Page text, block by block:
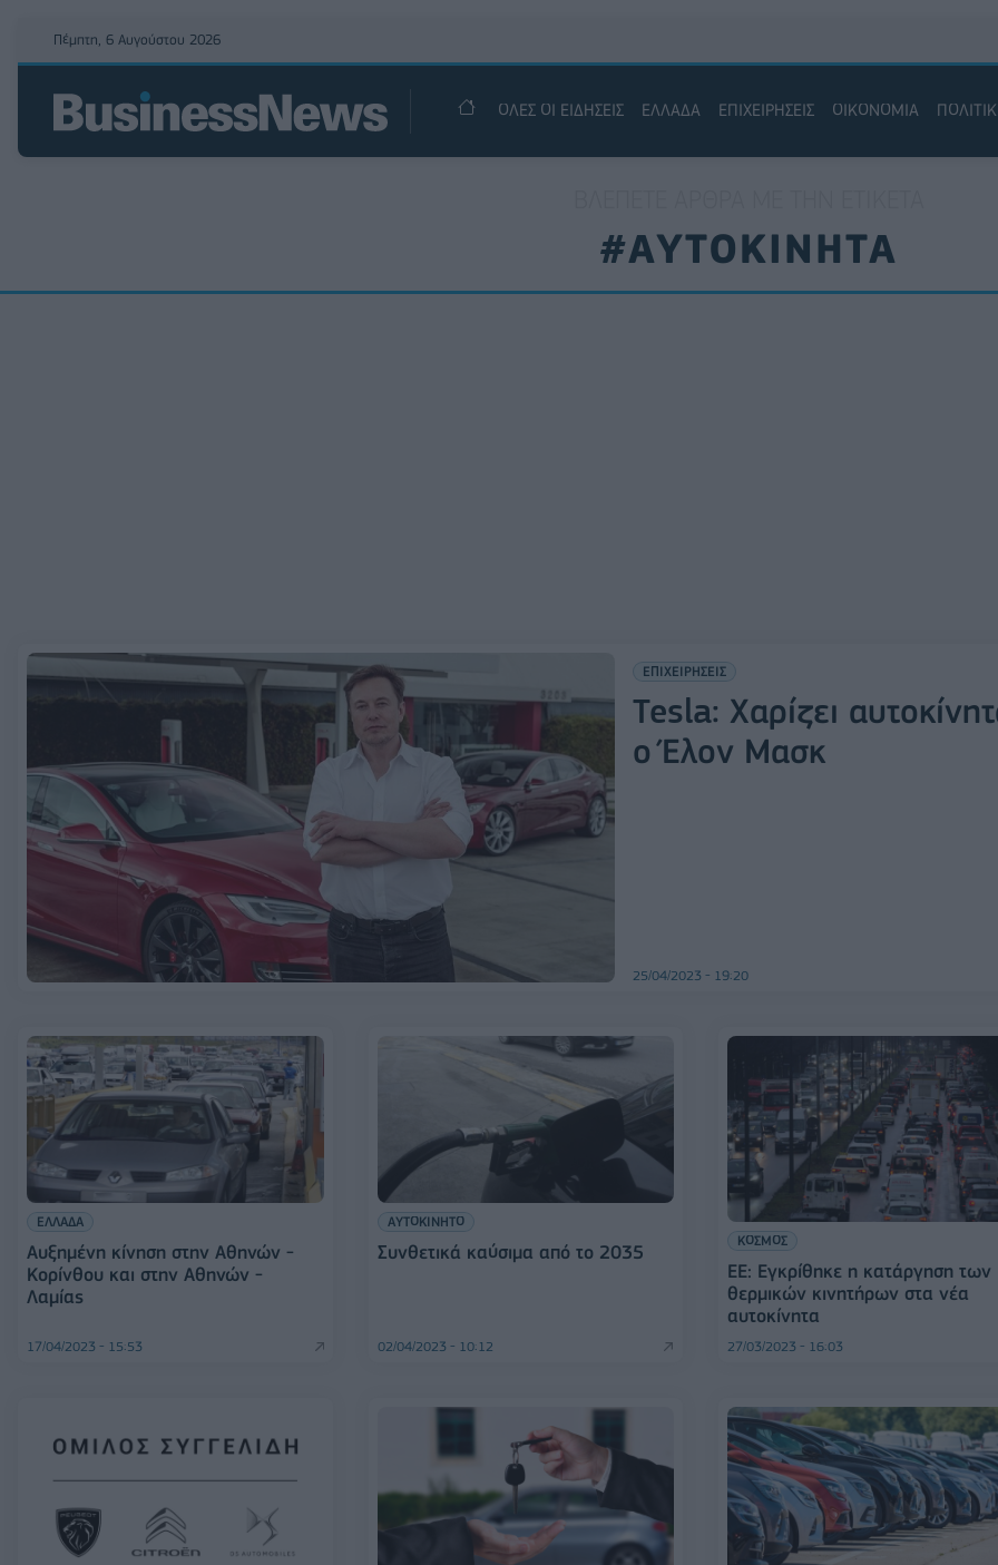
Πέμπτη, 6 Αυγούστου 2026
ΟΛΕΣ ΟΙ ΕΙΔΗΣΕΙΣ ΕΛΛΑΔΑ ΕΠΙΧΕΙΡΗΣΕΙΣ ΟΙΚΟΝΟΜΙΑ
#ΑΥΤΟΚΙΝΗΤΑ
ΕΠΙΧΕΙΡΗΣΕΙΣ
Tesla: Χαρίζει
ο Έλον Μασκ
25/04/2023 - 19:20
ΕΛΛΑΔΑ
Αυξημένη κίνηση στην Αθηνών -
Κορίνθου και στην Αθηνών -
Λαμίας
17/04/2023 - 15:53
ΑΥΤΟΚΙΝΗΤΟ
Συνθετικά καύσιμα από το 2035
02/04/2023 - 10:12
ΚΟΣΜΟΣ
ΕΕ: Εγκρίθηκε η κατάργηση των
θερμικών κινητήρων στα νέα
αυτοκίνητα
27/03/2023 - 16:03